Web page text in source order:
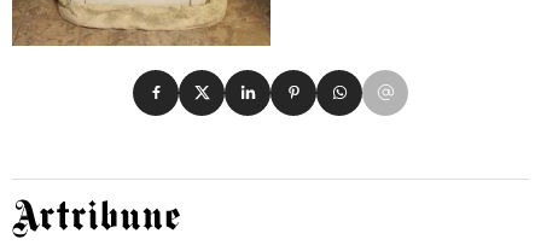
Condividi su Facebook
Condividi su X
Condividi su LinkedIn
Condividi su Pinterest
Condividi su WhatsApp
Condividi su Email
Artribune